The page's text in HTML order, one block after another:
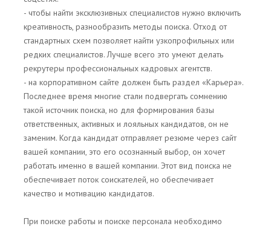
- чтобы найти эксклюзивных специалистов нужно включить
креативность, разнообразить методы поиска. Отход от
стандартных схем позволяет найти узкопрофильных или
редких специалистов. Лучше всего это умеют делать
рекрутеры профессиональных кадровых агентств.
- на корпоративном сайте должен быть раздел «Карьера».
Последнее время многие стали подвергать сомнению
такой источник поиска, но для формирования базы
ответственных, активных и лояльных кандидатов, он не
заменим. Когда кандидат отправляет резюме через сайт
вашей компании, это его осознанный выбор, он хочет
работать именно в вашей компании. Этот вид поиска не
обеспечивает поток соискателей, но обеспечивает
качество и мотивацию кандидатов.
При поиске работы и поиске персонала необходимо